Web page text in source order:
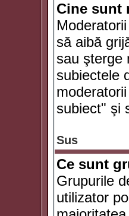
Cine sunt
să aibă
sau şterge
subiectele
subiect" şi
Sus
Ce sunt
Grupurile
utilizator